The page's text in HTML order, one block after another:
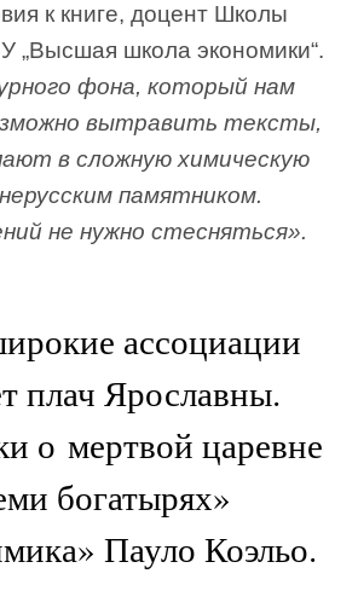
к книге, доцент Школы
„Высшая школа экономики“.
фона, который нам
вытравить тексты,
в сложную химическую
памятником.
не нужно стесняться».
ассоциации
плач Ярославны.
о мертвой царевне
богатырях»
Пауло Коэльо.